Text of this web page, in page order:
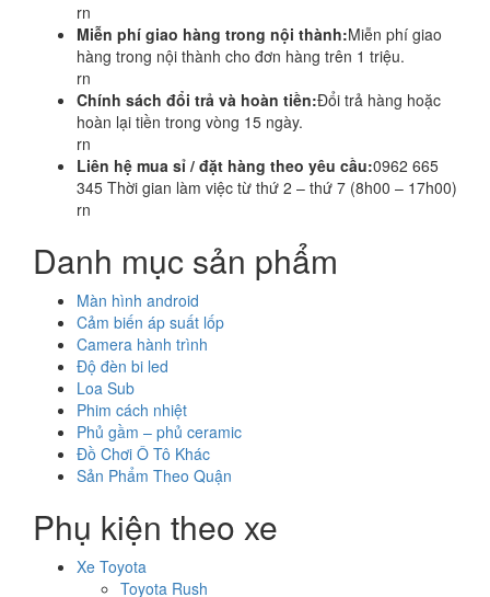
rn
Miễn phí giao hàng trong nội thành:Miễn phí giao
hàng trong nội thành cho đơn hàng trên 1 triệu.
rn
Chính sách đổi trả và hoàn tiền:Đổi trả hàng hoặc
hoàn lại tiền trong vòng 15 ngày.
rn
Liên hệ mua sỉ / đặt hàng theo yêu cầu:0962 665
345 Thời gian làm việc từ thứ 2 – thứ 7 (8h00 – 17h00)
rn
Danh mục sản phẩm
Màn hình android
Cảm biến áp suất lốp
Camera hành trình
Độ đèn bi led
Loa Sub
Phim cách nhiệt
Phủ gầm – phủ ceramic
Đồ Chơi Ô Tô Khác
Sản Phẩm Theo Quận
Phụ kiện theo xe
Xe Toyota
Toyota Rush